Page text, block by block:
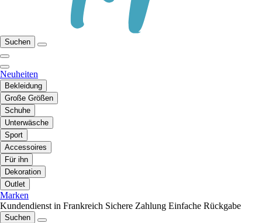
Suchen
Neuheiten
Bekleidung
Große Größen
Schuhe
Unterwäsche
Sport
Accessoires
Für ihn
Dekoration
Outlet
Marken
Kundendienst in Frankreich Sichere Zahlung Einfache Rückgabe
Suchen